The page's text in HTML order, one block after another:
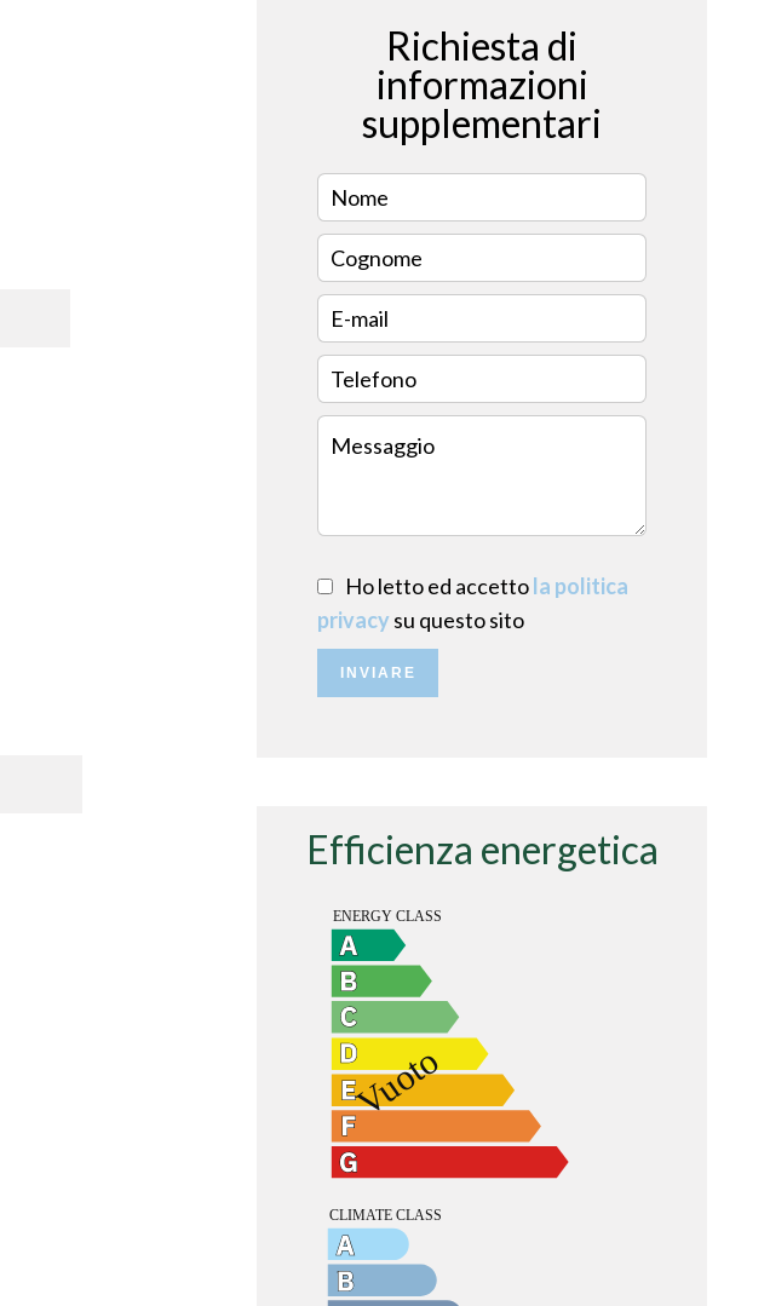
Richiesta di
informazioni
supplementari
Ho letto ed accettola politica
privacysu questo sito
INVIARE
Efficienza energetica